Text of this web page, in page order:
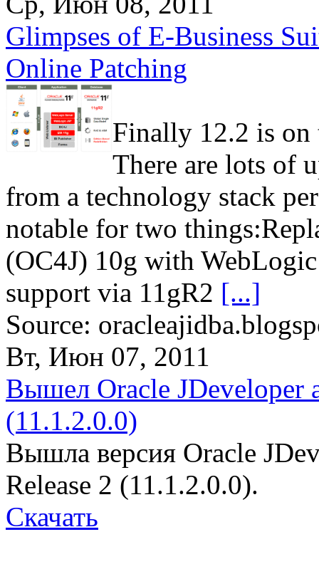
Glimpses of E-Business
Online Patching
Finally 12.2 is on
There are lots of
from a technology stack
notable for two
(OC4J) 10g with
support via 11gR2 [...]
Source:
Вт, Июн 07, 2011
Вышел Oracle JDeveloper
(11.1.2.0.0)
Вышла версия Oracle
Release 2 (11.1.2.0.0).
Скачать